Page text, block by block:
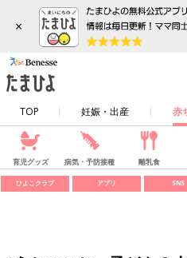
×
TOP 妊娠・出産 赤
育児グッズ 病気・予防接種 離乳食
ひよこクラブ アプリ SNS